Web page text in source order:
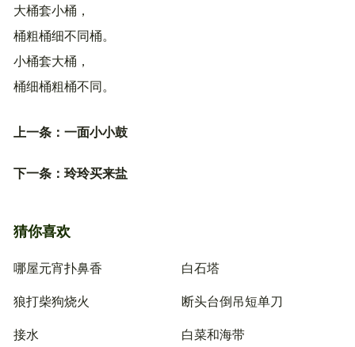
大桶套小桶，
桶粗桶细不同桶。
小桶套大桶，
桶细桶粗桶不同。
上一条： 一面小小鼓
下一条： 玲玲买来盐
猜你喜欢
哪屋元宵扑鼻香
白石塔
狼打柴狗烧火
断头台倒吊短单刀
接水
白菜和海带